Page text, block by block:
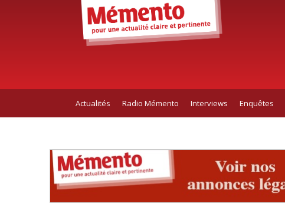
Actualités Radio Mémento Interviews Enquêtes